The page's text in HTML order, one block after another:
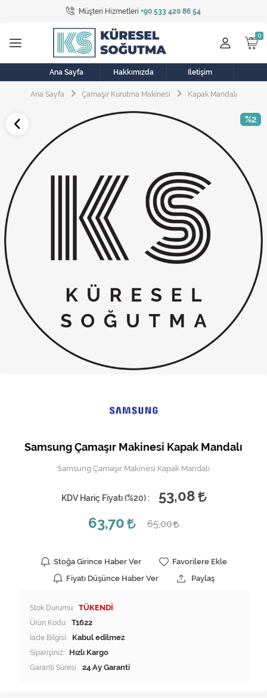
Müşteri Hizmetleri +90 533 420 86 54
Tüm Kategoriler
Bulaşık Makinesi
Buzdolabı
Çamaşır Kurutma Makinesi
Elektrikli Aksamlar
Elektrikli Süpürge
Fan
Fırın, Ocak ve Aspiratör
Klima
Kombi
Musluk
Ana Sayfa Hakkımızda İletişim
Ana Sayfa Çamaşır Kurutma Makinesi Kapak Mandalı
%2
Samsung Çamaşır Makinesi Kapak Mandalı
Samsung Çamaşır Makinesi Kapak Mandalı
KDV Hariç Fiyatı (%20) :
53,08
63,70
65,00
Stoğa Girince Haber Ver
Favorilere Ekle
Fiyatı Düşünce Haber Ver
Paylaş
Stok Durumu: TÜKENDİ
Ürün Kodu: T1622
İade Bilgisi:
Siparişiniz: Hızlı Kargo
Garanti Süresi: 24 Ay Garanti